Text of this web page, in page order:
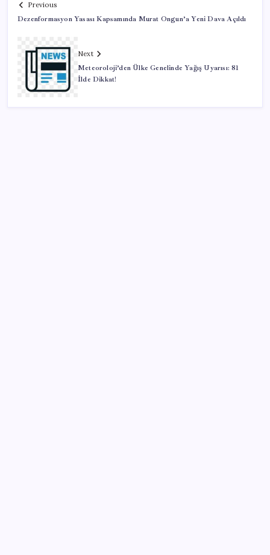
Previous
Dezenformasyon Yasası Kapsamında Murat Ongun’a Yeni Dava Açıldı
Next
Meteoroloji’den Ülke Genelinde Yağış Uyarısı: 81
İlde Dikkat!